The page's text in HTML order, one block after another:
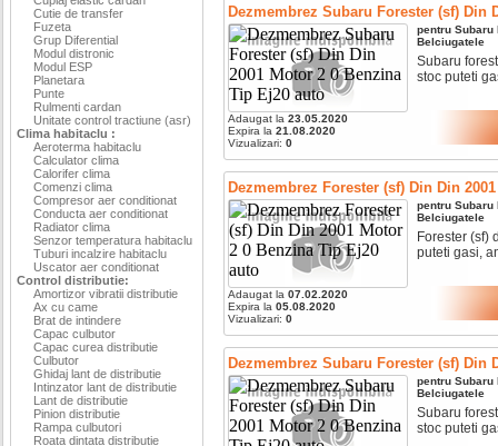
Cutie de transfer
Fuzeta
Grup Diferential
Modul distronic
Modul ESP
Planetara
Punte
Rulmenti cardan
Unitate control tractiune (asr)
Clima habitaclu :
Aeroterma habitaclu
Calculator clima
Calorifer clima
Comenzi clima
Compresor aer conditionat
Conducta aer conditionat
Radiator clima
Senzor temperatura habitaclu
Tuburi incalzire habitaclu
Uscator aer conditionat
Control distributie:
Amortizor vibratii distributie
Ax cu came
Brat de intindere
Capac culbutor
Capac curea distributie
Culbutor
Ghidaj lant de distributie
Intinzator lant de distributie
Lant de distributie
Pinion distributie
Rampa culbutori
Roata dintata distributie
Dezmembrez Subaru Forester (sf) Din
Adaugat la 23.05.2020
Expira la 21.08.2020
Vizualizari: 0
pentru Subaru
Belciugatele
Subaru
stoc puteti
Dezmembrez Forester (sf) Din Din
Adaugat la 07.02.2020
Expira la 05.08.2020
Vizualizari: 0
pentru Subaru
Belciugatele
Forester (sf)
puteti gasi,
Dezmembrez Subaru Forester (sf) Din
pentru Subaru
Belciugatele
Subaru
stoc puteti